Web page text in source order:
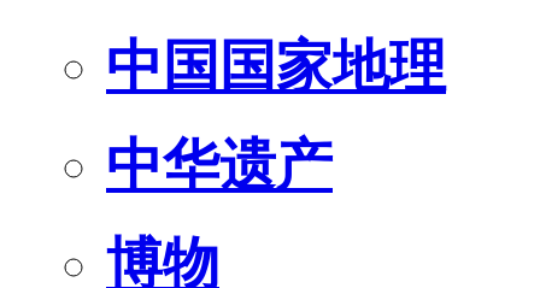
中国国家地理
中华遗产
博物